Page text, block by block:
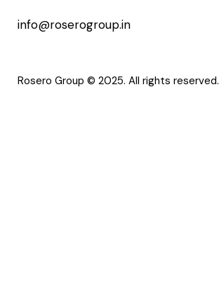
info@roserogroup.in
Rosero Group © 2025. All rights reserved.